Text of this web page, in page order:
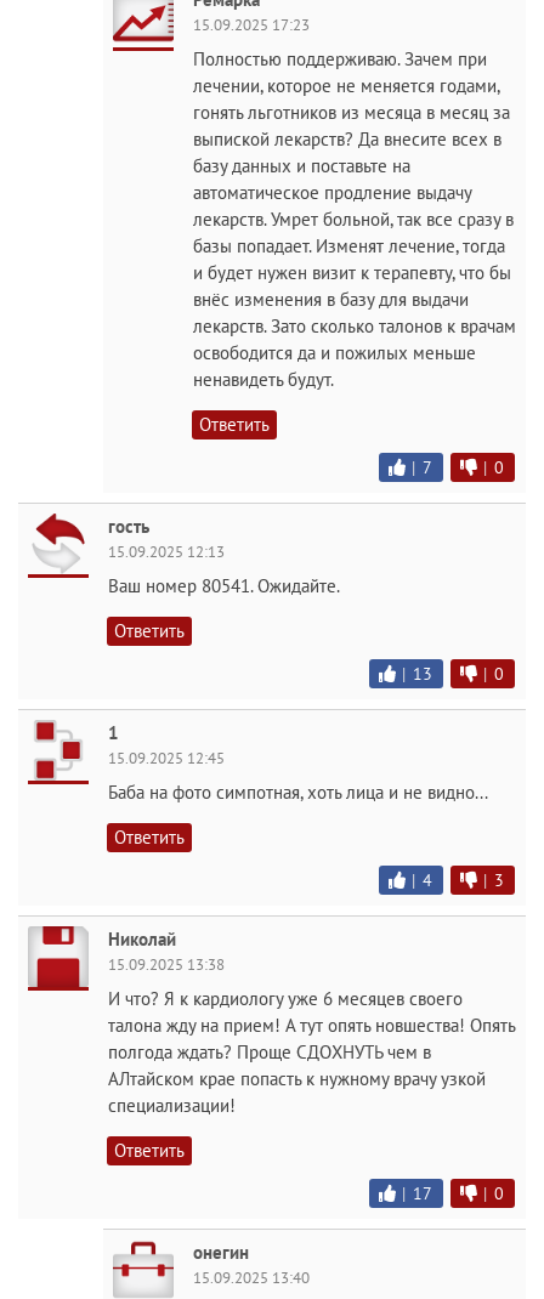
15.09.2025 17:23
Полностью поддерживаю. Зачем при
лечении, которое не меняется годами,
гонять льготников из месяца в месяц за
выпиской лекарств? Да внесите всех в
базу данных и поставьте на
автоматическое продление выдачу
лекарств. Умрет больной, так все сразу в
базы попадает. Изменят лечение, тогда
и будет нужен визит к терапевту, что бы
внёс изменения в базу для выдачи
лекарств. Зато сколько талонов к врачам
освободится да и пожилых меньше
ненавидеть будут.
Ответить
| 7 | 0
гость
15.09.2025 12:13
Ваш номер 80541. Ожидайте.
Ответить
| 13 | 0
1
15.09.2025 12:45
Баба на фото симпотная, хоть лица и не видно...
Ответить
| 4 | 3
Николай
15.09.2025 13:38
И что? Я к кардиологу уже 6 месяцев своего
талона жду на прием! А тут опять новшества! Опять
полгода ждать? Проще СДОХНУТЬ чем в
АЛтайском крае попасть к нужному врачу узкой
специализации!
Ответить
| 17 | 0
онегин
15.09.2025 13:40